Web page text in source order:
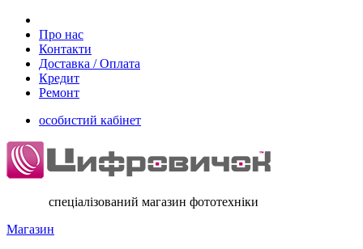
Про нас
Контакти
Доставка / Оплата
Кредит
Ремонт
особистий кабінет
спеціалізований магазин фототехніки
Магазин